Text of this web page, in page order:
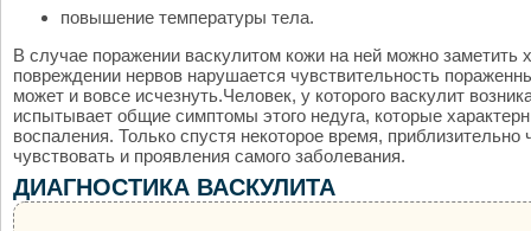
повышение температуры тела.
В случае поражении васкулитом кожи на ней можно заметить
повреждении нервов нарушается чувствительность
может и вовсе исчезнуть.Человек, у которого васкулит
испытывает общие симптомы этого недуга, которые
воспаления. Только спустя некоторое время,
чувствовать и проявления самого заболевания.
ДИАГНОСТИКА ВАСКУЛИТА